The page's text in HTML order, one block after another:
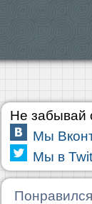
Не забывай
Мы
Мы в